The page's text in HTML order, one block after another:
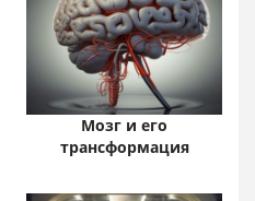
Мозг и его
трансформация